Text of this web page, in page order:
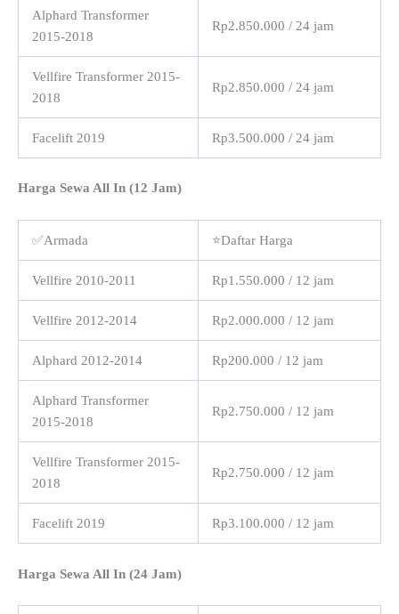
Alphard Transformer
2015-2018
Rp2.850.000 / 24 jam
Vellfire Transformer 2015-
2018
Rp2.850.000 / 24 jam
Facelift 2019 Rp3.500.000 / 24 jam
Harga Sewa All In (12 Jam)
✅Armada ⭐Daftar Harga
Vellfire 2010-2011 Rp1.550.000 / 12 jam
Vellfire 2012-2014 Rp2.000.000 / 12 jam
Alphard 2012-2014 Rp200.000 / 12 jam
Alphard Transformer
2015-2018
Rp2.750.000 / 12 jam
Vellfire Transformer 2015-
2018
Rp2.750.000 / 12 jam
Facelift 2019 Rp3.100.000 / 12 jam
Harga Sewa All In (24 Jam)